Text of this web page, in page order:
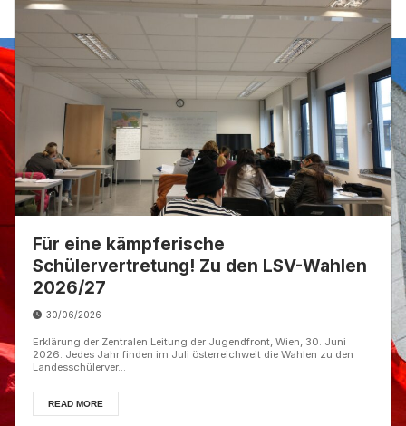
Für eine kämpferische
Schülervertretung! Zu den LSV-Wahlen
2026/27
30/06/2026
Erklärung der Zentralen Leitung der Jugendfront, Wien, 30. Juni
2026. Jedes Jahr finden im Juli österreichweit die Wahlen zu den
Landesschülerver...
READ MORE